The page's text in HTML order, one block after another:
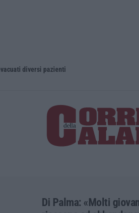
diversi pazienti
Di Palma: «Molti